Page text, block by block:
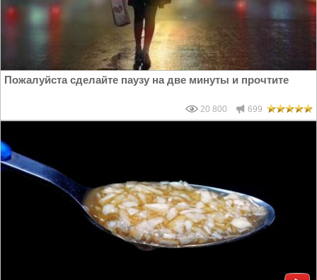
Пожалуйста сделайте паузу на две минуты и прочтите
20 800 699